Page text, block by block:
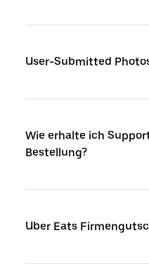
User-Submitted
Wie erhalte ich
Bestellung?
Uber Eats